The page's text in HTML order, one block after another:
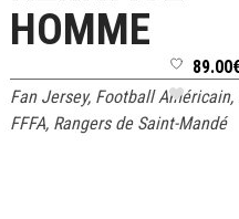
HOMME
89.00
Fan Jersey, Football Américain,
FFFA, Rangers de Saint-Mandé